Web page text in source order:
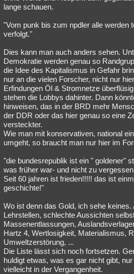
Musik
Übersichten
Lesenswert Schlüsselwörter
lange schauen.
"Vom punk bis zum npdler alle werden
verfolgt."
Dies kann man auch anders sehen.
Demokratie werden genau so
die Idee des Kapitalismus in Gefahr
nur an die vielen Forscher, nicht nur
Erfindungen Öl & Stromnetze
stehen die Lobbys dahinter. Dann
hinweisen, das in der BRD mehr
der DDR oder das hier genau so eine
versteckter.
Wie man mit konservativen, national
umgeht, so braucht man nur hier im
"die bundesrepublik ist ein " goldener"
was früher war- und nicht zu
Seit 60 jahren ist frieden!!!!! das ist
geschichte!"
Wo ist denn das Gold, ich sehe
Lehrstellen, schlechte Aussichten
Massenentlassungen,
Hartz 4, Wertlosigkeit, Materialismus,
Umweltzerstörung, ...
Die Liste lässt sich noch fortsetzen.
huldigt etwas, was es gar nicht gibt,
vielleicht in der Vergangenheit.